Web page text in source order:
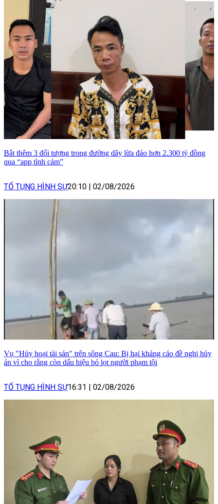
Bắt thêm 3 đối tượng trong đường dây lừa đảo hơn 2.300 tỷ đồng
qua “app tình cảm”
TỐ TỤNG HÌNH SỰ20:10 02/08/2026
Vụ "Hủy hoại tài sản" trên sông Cau: Bị hại kháng cáo đề nghị hủy
án vì cho rằng còn dấu hiệu bỏ lọt người phạm tội
TỐ TỤNG HÌNH SỰ16:31 02/08/2026